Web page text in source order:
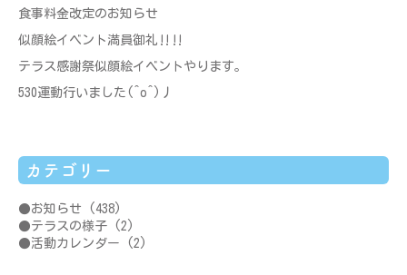
食事料金改定のお知らせ
似顔絵イベント満員御礼‼‼
テラス感謝祭似顔絵イベントやります。
530運動行いました(^o^)丿
カテゴリー
お知らせ (438)
テラスの様子 (2)
活動カレンダー (2)